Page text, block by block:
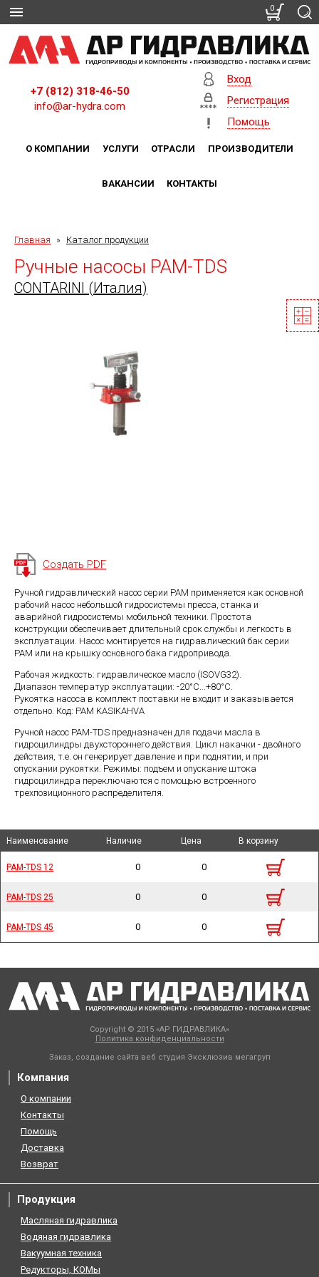
+7 (812) 318-46-50
info@ar-hydra.com
Вход
Регистрация
Помощь
О КОМПАНИИ УСЛУГИ ОТРАСЛИ ПРОИЗВОДИТЕЛИ
ВАКАНСИИ КОНТАКТЫ
Главная » Каталог продукции
Ручные насосы PAM-TDS
CONTARINI (Италия)
Создать PDF
Ручной гидравлический насос серии PAM применяется как основной
рабочий насос небольшой гидросистемы пресса, станка и
аварийной гидросистемы мобильной техники. Простота
конструкции обеспечивает длительный срок службы и легкость в
эксплуатации. Насос монтируется на гидравлический бак серии
PAM или на крышку основного бака гидропривода.
Рабочая жидкость: гидравлическое масло (ISOVG32).
Диапазон температур эксплуатации: -20°C...+80°С.
Рукоятка насоса в комплект поставки не входит и заказывается
отдельно. Код: PAM KASIKAHVA
Ручной насос PAM-TDS предназначен для подачи масла в
гидроцилиндры двухстороннего действия. Цикл накачки - двойного
действия, т.е. он генерирует давление и при поднятии, и при
опускании рукоятки. Режимы: подъем и опускание штока
гидроцилиндра переключаются с помощью встроенного
трехпозиционного распределителя.
Наименование Наличие Цена В корзину
PAM-TDS 12 0 0
PAM-TDS 25 0 0
PAM-TDS 45 0 0
Наименование
PAM-TDS 12
PAM-TDS 25
PAM-TDS 45
Наименование
Наименование Наличие Цена В корзину
Copyright © 2015 «АР ГИДРАВЛИКА»
Политика конфиденциальности
Заказ, создание сайта веб студия Эксклюзив мегагруп
Компания
О компании
Контакты
Помощь
Доставка
Возврат
Продукция
Масляная гидравлика
Водяная гидравлика
Вакуумная техника
Редукторы, КОМы
0